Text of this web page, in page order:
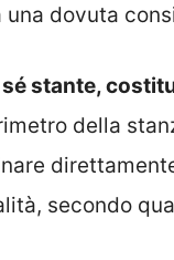
dovuta
sé stante,
della
secondo